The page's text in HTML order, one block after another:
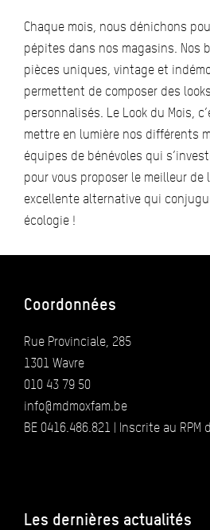
Chaque mois, nous dénichons
pépites dans nos magasins. Nos
pièces uniques, vintage et
permettent de composer des
personnalisés. Le Look du Mois,
mettre en lumière nos différents
équipes de bénévoles qui
pour vous proposer le meilleur de
excellente alternative qui
écologie !
Coordonnées
Rue Provinciale, 285
1301 Wavre
010 43 79 50
info@mdmoxfam.be
BE 0416.486.821 | Inscrite au RPM
Les dernières actualités